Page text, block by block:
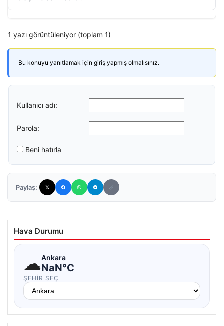
1 yazı görüntüleniyor (toplam 1)
Bu konuyu yanıtlamak için giriş yapmış olmalısınız.
Kullanıcı adı:
Parola:
Beni hatırla
Paylaş:
Hava Durumu
☁Ankara
NaN°C
ŞEHIR SEÇ